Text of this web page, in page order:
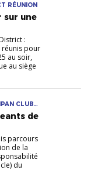
RÉUNION
sur une
:
réunis pour
au soir,
au siège
CLUBS
DESde
parcours
de la
du